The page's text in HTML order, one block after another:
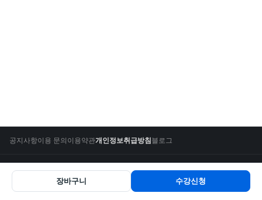
장바구니 수강신청
공지사항이용 문의이용약관개인정보취급방침블로그
TOPGRADE
(주)머스트두 대표 박종현 사업자등록번호120-88-02936